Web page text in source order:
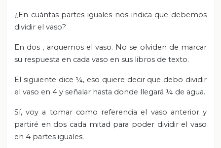
¿En cuántas partes iguales nos indica que debemos
dividir el vaso?
En dos , arquemos el vaso. No se olviden de marcar
su respuesta en cada vaso en sus libros de texto.
El siguiente dice ¼, eso quiere decir que debo dividir
el vaso en 4 y señalar hasta donde llegará ¼ de agua.
Sí, voy a tomar como referencia el vaso anterior y
partiré en dos cada mitad para poder dividir el vaso
en 4 partes iguales.